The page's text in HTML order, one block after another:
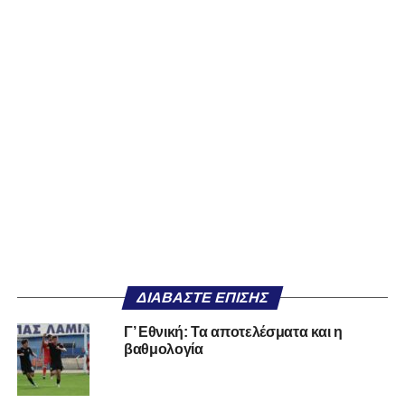
ΔΙΑΒΆΣΤΕ ΕΠΊΣΗΣ
Γ’ Εθνική: Τα αποτελέσματα και η
βαθμολογία